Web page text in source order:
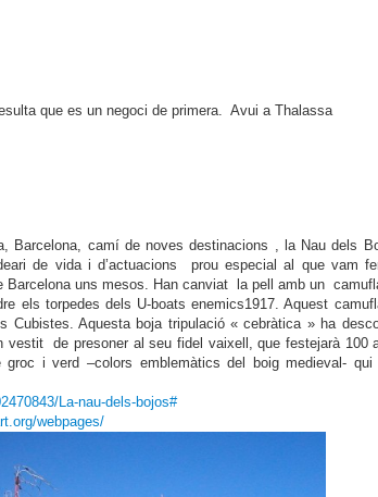
que es un negoci de primera. Avui a Thalassa
Barcelona, camí de noves destinacions , la Nau dels
de vida i d’actuacions prou especial al que vam
Barcelona uns mesos. Han canviat la pell amb un
els torpedes dels U-boats enemics1917. Aquest
Aquesta boja tripulació « cebràtica » ha
vestit de presoner al seu fidel vaixell, que festejarà 100
i verd –colors emblemàtics del boig medieval- qui
La-nau-dels-bojos#
webpages/